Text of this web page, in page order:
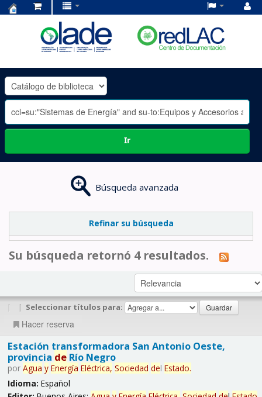
OLADE
-
Ir
Búsqueda avanzada
Refinar su búsqueda
Su búsqueda retornó 4 resultados.
| | Seleccionar títulos para:
Hacer reserva
Estación transformadora San Antonio Oeste,
provincia deRío Negro
por Agua y Energía Eléctrica, Sociedad del Estado.
Idioma: Español